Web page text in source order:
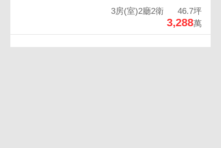
3房(室)2廳2衛 46.7坪
3,288萬